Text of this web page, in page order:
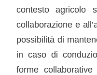
contesto agricolo
collaborazione e
possibilità di
in caso di
forme